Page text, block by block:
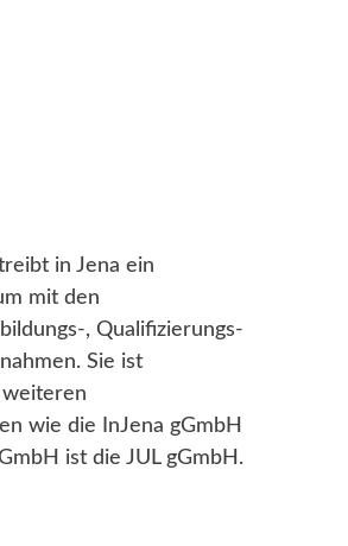
in Jena ein
mit den
, Qualifizierungs-
Sie ist
wie die InJena gGmbH
ist die JUL gGmbH.